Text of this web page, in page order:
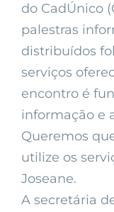
do CadÚnico
palestras
distribuídos
serviços
encontro é
informação e
Queremos
utilize os
Joseane.
A secretária